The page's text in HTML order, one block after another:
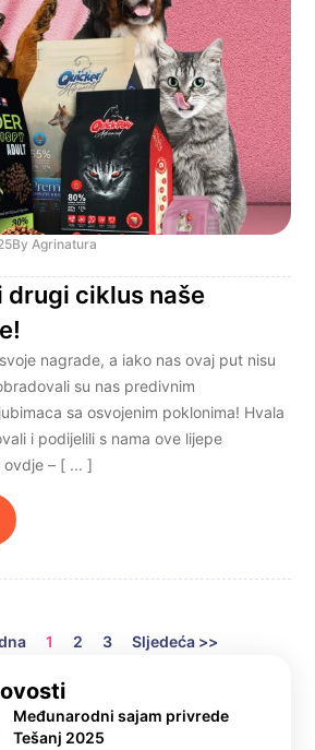
By Agrinatura
drugi ciklus naše
nagrade, a iako nas ovaj put nisu
su nas predivnim
sa osvojenim poklonima! Hvala
i podijelili s nama ove lijepe
– [ ... ]
1 2 3 Sljedeća >>
Međunarodni sajam privrede
Tešanj 2025